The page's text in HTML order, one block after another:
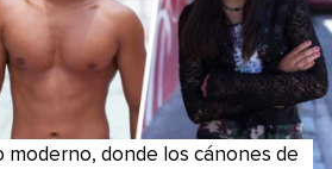
moderno, donde los cánones de